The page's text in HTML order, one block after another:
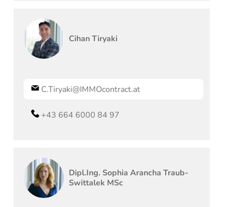
Cihan Tiryaki
C.Tiryaki@IMMOcontract.at
+43 664 6000 84 97
Dipl.Ing. Sophia Arancha Traub-
Swittalek MSc